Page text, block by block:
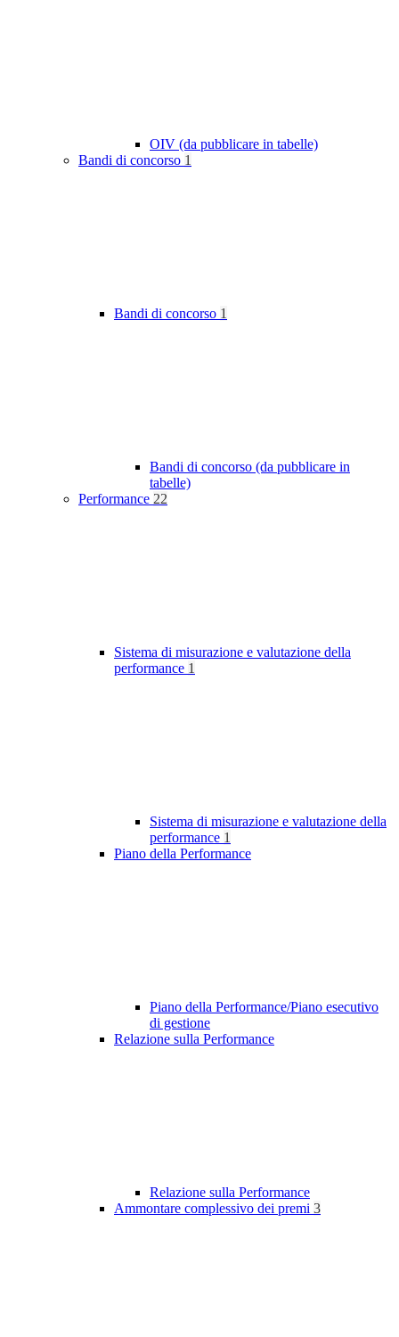
OIV (da pubblicare in tabelle)
Bandi di concorso 1
Bandi di concorso 1
Bandi di concorso (da pubblicare in
tabelle)
Performance 22
Sistema di misurazione e valutazione della
performance 1
Sistema di misurazione e valutazione della
performance 1
Piano della Performance
Piano della Performance/Piano esecutivo
di gestione
Relazione sulla Performance
Relazione sulla Performance
Ammontare complessivo dei premi 3